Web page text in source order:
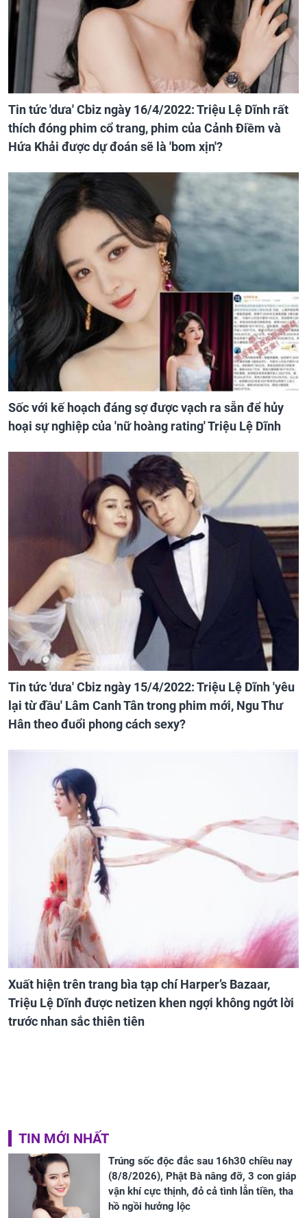
Tin tức 'dưa' Cbiz ngày 16/4/2022: Triệu Lệ Dĩnh rất
thích đóng phim cổ trang, phim của Cảnh Điềm và
Hứa Khải được dự đoán sẽ là 'bom xịn'?
Sốc với kế hoạch đáng sợ được vạch ra sẵn để hủy
hoại sự nghiệp của 'nữ hoàng rating' Triệu Lệ Dĩnh
Tin tức 'dưa' Cbiz ngày 15/4/2022: Triệu Lệ Dĩnh 'yêu
lại từ đầu' Lâm Canh Tân trong phim mới, Ngu Thư
Hân theo đuổi phong cách sexy?
Xuất hiện trên trang bìa tạp chí Harper’s Bazaar,
Triệu Lệ Dĩnh được netizen khen ngợi không ngớt lời
trước nhan sắc thiên tiên
TIN MỚI NHẤT
Trúng sốc độc đắc sau 16h30 chiều nay
(8/8/2026), Phật Bà nâng đỡ, 3 con giáp
vận khí cực thịnh, đỏ cả tình lẫn tiền, tha
hồ ngồi hưởng lộc